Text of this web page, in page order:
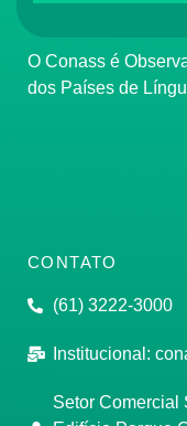
O Conass é Observador Consultivo da Comunidade
dos Países de
CONTATO
(61) 3222-3000
Institucional:
Setor Comercial